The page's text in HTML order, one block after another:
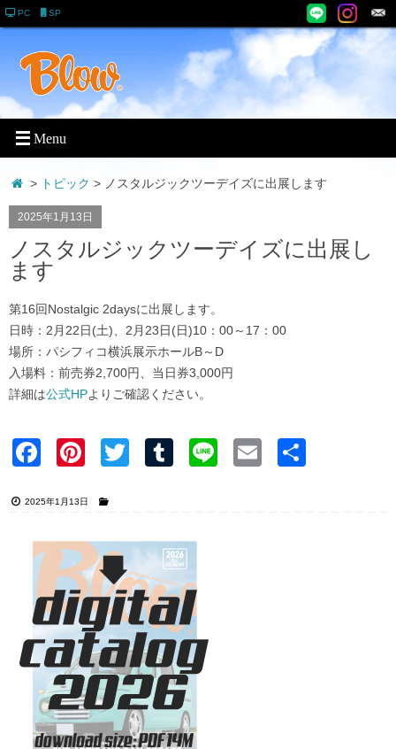
PC SP
> トピック > ノスタルジックツーデイズに出展します
2025年1月13日
ノスタルジックツーデイズに出展し
ます
第16回Nostalgic 2daysに出展します。
日時：2月22日(土)、2月23日(日)10：00～17：00
場所：パシフィコ横浜展示ホールB～D
入場料：前売券2,700円、当日券3,000円
詳細は公式HPよりご確認ください。
Faceb Pinter Twitter Tumblr Line Email
2025年1月13日